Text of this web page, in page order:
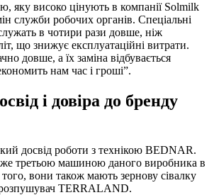
яку високо цінують в компанії Solmilk
служби робочих органів. Спеціальні
в чотири рази довше, ніж
що знижує експлуатаційні витрати.
довше, а їх заміна відбувається
нам час і гроші”.
і довіра до бренду
досвід роботи з технікою BEDNAR.
третьою машиною даного виробника в
вони також мають зернову сівалку
TERRALAND.